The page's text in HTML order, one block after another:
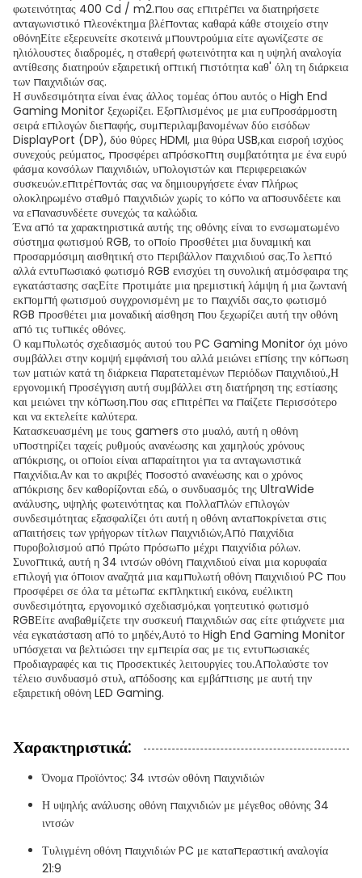
φωτεινότητας 400 Cd / m2.που σας επιτρέπει να διατηρήσετε
ανταγωνιστικό πλεονέκτημα βλέποντας καθαρά κάθε στοιχείο στην
οθόνηΕίτε εξερευνείτε σκοτεινά μπουντρούμια είτε αγωνίζεστε σε
ηλιόλουστες διαδρομές, η σταθερή φωτεινότητα και η υψηλή αναλογία
αντίθεσης διατηρούν εξαιρετική οπτική πιστότητα καθ' όλη τη διάρκεια
των παιχνιδιών σας.
Η συνδεσιμότητα είναι ένας άλλος τομέας όπου αυτός ο High End
Gaming Monitor ξεχωρίζει. Εξοπλισμένος με μια ευπροσάρμοστη
σειρά επιλογών διεπαφής, συμπεριλαμβανομένων δύο εισόδων
DisplayPort (DP), δύο θύρες HDMI, μια θύρα USB,και εισροή ισχύος
συνεχούς ρεύματος, προσφέρει απρόσκοπτη συμβατότητα με ένα ευρύ
φάσμα κονσόλων παιχνιδιών, υπολογιστών και περιφερειακών
συσκευών.επιτρέποντάς σας να δημιουργήσετε έναν πλήρως
ολοκληρωμένο σταθμό παιχνιδιών χωρίς το κόπο να αποσυνδέετε και
να επανασυνδέετε συνεχώς τα καλώδια.
Ένα από τα χαρακτηριστικά αυτής της οθόνης είναι το ενσωματωμένο
σύστημα φωτισμού RGB, το οποίο προσθέτει μια δυναμική και
προσαρμόσιμη αισθητική στο περιβάλλον παιχνιδιού σας.Το λεπτό
αλλά εντυπωσιακό φωτισμό RGB ενισχύει τη συνολική ατμόσφαιρα της
εγκατάστασης σαςΕίτε προτιμάτε μια ηρεμιστική λάμψη ή μια ζωντανή
εκπομπή φωτισμού συγχρονισμένη με το παιχνίδι σας,το φωτισμό
RGB προσθέτει μια μοναδική αίσθηση που ξεχωρίζει αυτή την οθόνη
από τις τυπικές οθόνες.
Ο καμπυλωτός σχεδιασμός αυτού του PC Gaming Monitor όχι μόνο
συμβάλλει στην κομψή εμφάνισή του αλλά μειώνει επίσης την κόπωση
των ματιών κατά τη διάρκεια παρατεταμένων περιόδων παιχνιδιού.,Η
εργονομική προσέγγιση αυτή συμβάλλει στη διατήρηση της εστίασης
και μειώνει την κόπωση.που σας επιτρέπει να παίζετε περισσότερο
και να εκτελείτε καλύτερα.
Κατασκευασμένη με τους gamers στο μυαλό, αυτή η οθόνη
υποστηρίζει ταχείς ρυθμούς ανανέωσης και χαμηλούς χρόνους
απόκρισης, οι οποίοι είναι απαραίτητοι για τα ανταγωνιστικά
παιχνίδια.Αν και το ακριβές ποσοστό ανανέωσης και ο χρόνος
απόκρισης δεν καθορίζονται εδώ, ο συνδυασμός της UltraWide
ανάλυσης, υψηλής φωτεινότητας και πολλαπλών επιλογών
συνδεσιμότητας εξασφαλίζει ότι αυτή η οθόνη ανταποκρίνεται στις
απαιτήσεις των γρήγορων τίτλων παιχνιδιών,Από παιχνίδια
πυροβολισμού από πρώτο πρόσωπο μέχρι παιχνίδια ρόλων.
Συνοπτικά, αυτή η 34 ιντσών οθόνη παιχνιδιού είναι μια κορυφαία
επιλογή για όποιον αναζητά μια καμπυλωτή οθόνη παιχνιδιού PC που
προσφέρει σε όλα τα μέτωπα: εκπληκτική εικόνα, ευέλικτη
συνδεσιμότητα, εργονομικό σχεδιασμό,και γοητευτικό φωτισμό
RGBΕίτε αναβαθμίζετε την συσκευή παιχνιδιών σας είτε φτιάχνετε μια
νέα εγκατάσταση από το μηδέν,Αυτό το High End Gaming Monitor
υπόσχεται να βελτιώσει την εμπειρία σας με τις εντυπωσιακές
προδιαγραφές και τις προσεκτικές λειτουργίες του.Απολαύστε τον
τέλειο συνδυασμό στυλ, απόδοσης και εμβάπτισης με αυτή την
εξαιρετική οθόνη LED Gaming.
Χαρακτηριστικά:
Όνομα προϊόντος: 34 ιντσών οθόνη παιχνιδιών
Η υψηλής ανάλυσης οθόνη παιχνιδιών με μέγεθος οθόνης 34
ιντσών
Τυλιγμένη οθόνη παιχνιδιών PC με καταπεραστική αναλογία
21:9